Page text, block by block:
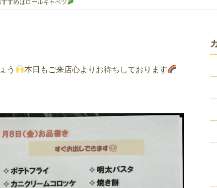
すめはロールキャベツ
う 本日もご来店心よりお待ちしております